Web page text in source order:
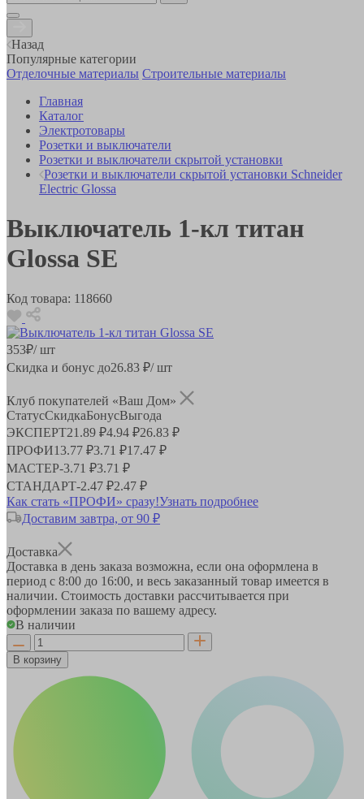
Назад
Популярные категории
Отделочные материалы Строительные материалы
Главная
Каталог
Электротовары
Розетки и выключатели
Розетки и выключатели скрытой установки
Розетки и выключатели скрытой установки Schneider
Electric Glossa
Выключатель 1-кл титан
Glossa SE
Код товара: 118660
353₽/ шт
Скидка и бонус до26.83 ₽/ шт
Клуб покупателей «Ваш Дом»
СтатусСкидкаБонусВыгода
ЭКСПЕРТ21.89 ₽4.94 ₽26.83 ₽
ПРОФИ13.77 ₽3.71 ₽17.47 ₽
МАСТЕР-3.71 ₽3.71 ₽
СТАНДАРТ-2.47 ₽2.47 ₽
Как стать «ПРОФИ» сразу!Узнать подробнее
Доставим завтра, от 90 ₽
Доставка
Доставка в день заказа возможна, если она оформлена в
период с 8:00 до 16:00, и весь заказанный товар имеется в
наличии. Стоимость доставки рассчитывается при
оформлении заказа по вашему адресу.
В наличии
В корзину